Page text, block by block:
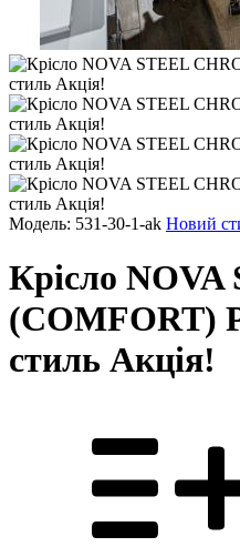
Модель: 531-30-1-ak Новий
Крісло
(COMFORT)
стиль Акція!